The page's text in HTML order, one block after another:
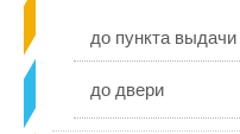
до пункта выдачи
до двери